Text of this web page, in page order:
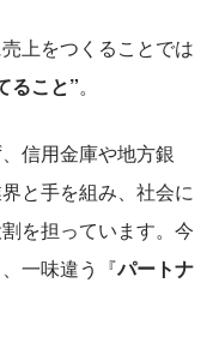
上をつくることでは
ること”。
信用金庫や地方銀
と手を組み、社会に
を担っています。今
一味違う『パートナ